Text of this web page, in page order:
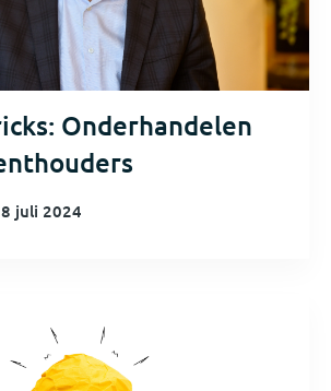
Onderhandelen
8 juli 2024